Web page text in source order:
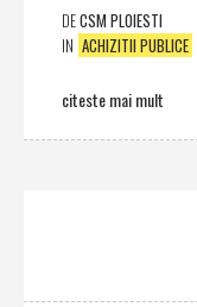
DECSM PLOIESTI
IN ACHIZITII PUBLICE
citeste mai mult